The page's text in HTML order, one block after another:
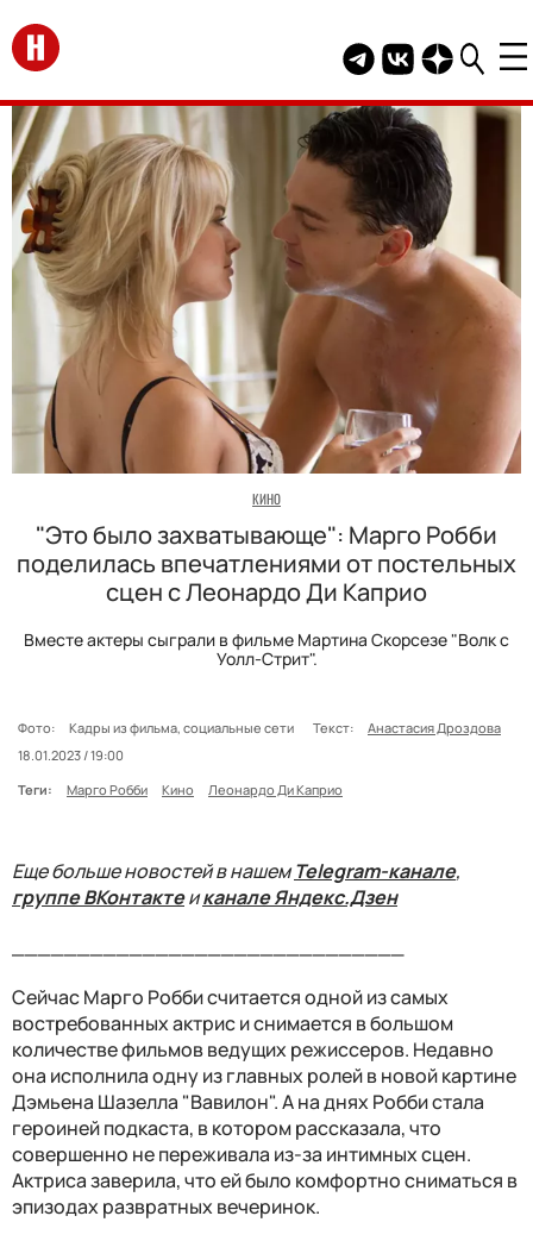
Перейти на главную
Telegram канал
Группа HELLO
Канал
КИНО
"Это было захватывающе": Марго Робби
поделилась впечатлениями от постельных
сцен с Леонардо Ди Каприо
Вместе актеры сыграли в фильме Мартина Скорсезе "Волк с
Уолл-Стрит".
Фото: Кадры из фильма, социальные сети Текст:
Анастасия Дроздова
18.01.2023 / 19:00
Теги:
Марго Робби Кино Леонардо Ди Каприо
Еще больше новостей в нашемTelegram-канале,
группе ВКонтактеиканале Яндекс.Дзен
Сейчас Марго Робби считается одной из самых
востребованных актрис и снимается в большом
количестве фильмов ведущих режиссеров. Недавно
она исполнила одну из главных ролей в новой картине
Дэмьена Шазелла "Вавилон". А на днях Робби стала
героиней подкаста, в котором рассказала, что
совершенно не переживала из-за интимных сцен.
Актриса заверила, что ей было комфортно сниматься в
эпизодах развратных вечеринок.